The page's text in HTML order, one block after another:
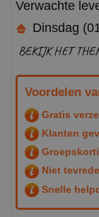
Verwachte
Dinsdag
BEKIJK HET
Voordelen
Gratis
Klanten
Niet
Snelle